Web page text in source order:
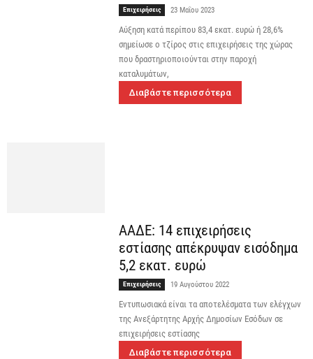
Επιχειρήσεις 23 Μαΐου 2023
Αύξηση κατά περίπου 83,4 εκατ. ευρώ ή 28,6%
σημείωσε ο τζίρος στις επιχειρήσεις της χώρας
που δραστηριοποιούνται στην παροχή
καταλυμάτων,
Διαβάστε περισσότερα
ΑΑΔΕ: 14 επιχειρήσεις
εστίασης απέκρυψαν εισόδημα
5,2 εκατ. ευρώ
Επιχειρήσεις 19 Αυγούστου 2022
Εντυπωσιακά είναι τα αποτελέσματα των ελέγχων
της Ανεξάρτητης Αρχής Δημοσίων Εσόδων σε
επιχειρήσεις εστίασης
Διαβάστε περισσότερα